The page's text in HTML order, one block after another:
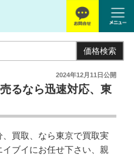
価格検索
2024年12月11日公開
るなら迅速対応、東
買取、なら東京で買取実
ブイにお任せ下さい、親